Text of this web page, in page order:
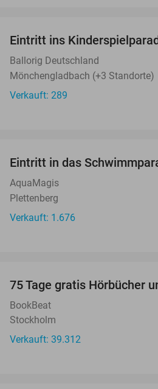
Eintritt ins
Ballorig Deutschland
Mönchengladbach (+3 Standorte)
Verkauft: 289
Eintritt in das
AquaMagis
Plettenberg
Verkauft: 1.676
75 Tage gratis Hörbücher
BookBeat
Stockholm
Verkauft: 39.312